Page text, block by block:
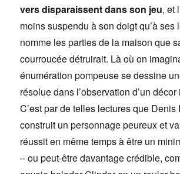
vers disparaissent dans son jeu, et
moins suspendu à son doigt qu’à ses
nomme les parties de la maison que
courroucée détruirait. Là où on
énumération pompeuse se dessine
résolue dans l’observation d’un
C’est par de telles lectures que
construit un personnage peureux et
réussit en même temps à être un
– ou peut-être davantage crédible,